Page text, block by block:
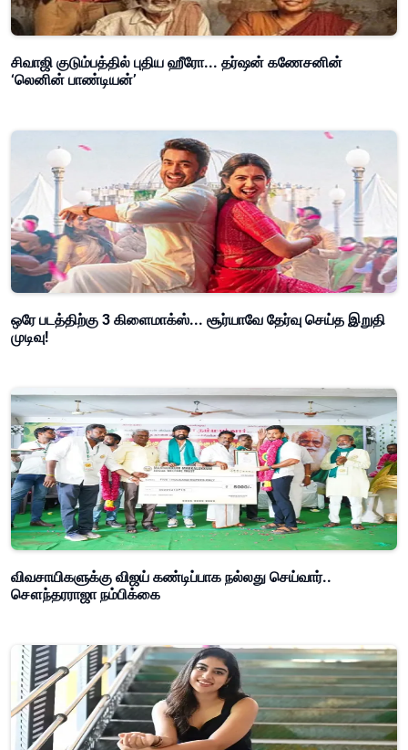
சிவாஜி குடும்பத்தில் புதிய ஹீரோ... தர்ஷன் கணேசனின்
‘லெனின் பாண்டியன்’
ஒரே படத்திற்கு 3 கிளைமாக்ஸ்... சூர்யாவே தேர்வு செய்த இறுதி
முடிவு!
விவசாயிகளுக்கு விஜய் கண்டிப்பாக நல்லது செய்வார்..
சௌந்தரராஜா நம்பிக்கை